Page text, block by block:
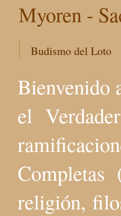
Myoren -
Budismo del Loto
Bienvenido
el
religión,